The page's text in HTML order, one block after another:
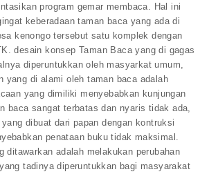
program gemar membaca. Hal ini
keberadaan taman baca yang ada di
kenongo tersebut satu komplek dengan
desain konsep Taman Baca yang di gagas
diperuntukkan oleh masyarkat umum,
yang di alami oleh taman baca adalah
yang dimiliki menyebabkan kunjungan
baca sangat terbatas dan nyaris tidak ada,
dibuat dari papan dengan kontruksi
penataan buku tidak maksimal.
ditawarkan adalah melakukan perubahan
tadinya diperuntukkan bagi masyarakat